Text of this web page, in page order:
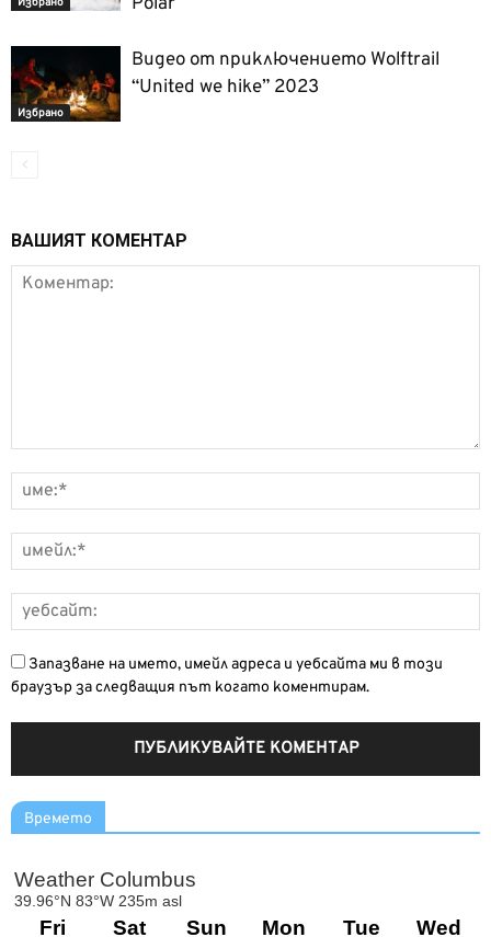
Избрано
Избрано
Видео от приключението Wolftrail
“United we hike” 2023
ВАШИЯТ КОМЕНТАР
Запазване на името, имейл адреса и уебсайта ми в този
браузър за следващия път когато коментирам.
Времето